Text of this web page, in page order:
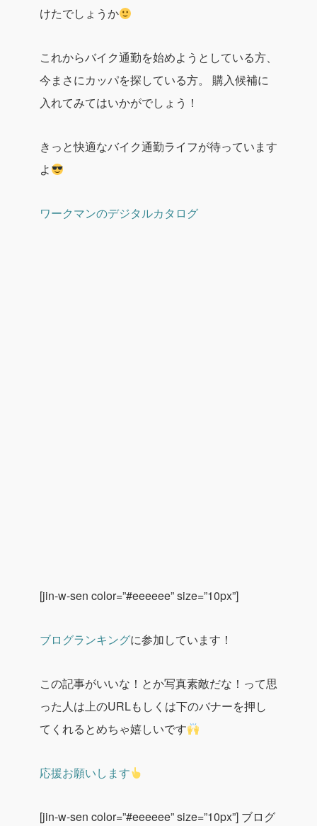
けたでしょうか
これからバイク通勤を始めようとしている方、
今まさにカッパを探している方。
購入候補に
入れてみてはいかがでしょう！
きっと快適なバイク通勤ライフが待っています
よ
ワークマンのデジタルカタログ
[jin-w-sen color=”#eeeeee” size=”10px”]
ブログランキングに参加しています！
この記事がいいな！とか写真素敵だな！って思
った人は上のURLもしくは下のバナーを押し
てくれるとめちゃ嬉しいです
応援お願いします
[jin-w-sen color=”#eeeeee” size=”10px”] ブログ